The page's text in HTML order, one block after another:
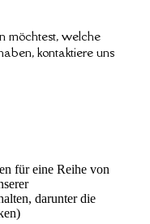
möchtest, welche
kontaktiere uns
für eine Reihe von
darunter die